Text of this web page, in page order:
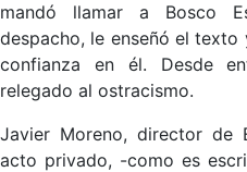
mandó llamar a Bosco
despacho, le enseñó el
confianza en él. Desde
relegado al ostracismo.
Javier Moreno, director de
acto privado, -como es